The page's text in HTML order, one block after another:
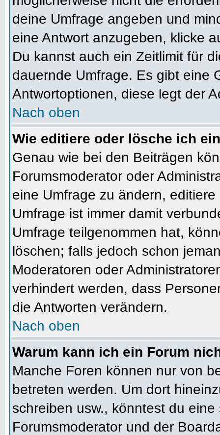
deine Umfrage angeben und
eine Antwort anzugeben, klicke
Du kannst auch ein Zeitlimit für
dauernde Umfrage. Es gibt eine
Antwortoptionen, diese legt der
Nach oben
Wie editiere oder lösche ich
Genau wie bei den Beiträgen
Forumsmoderator oder
eine Umfrage zu ändern,
Umfrage ist immer damit
Umfrage teilgenommen hat,
löschen; falls jedoch schon
Moderatoren oder
verhindert werden, dass
die Antworten verändern.
Nach oben
Warum kann ich ein Forum
Manche Foren können nur von
betreten werden. Um dort
schreiben usw., könntest du
Forumsmoderator und der